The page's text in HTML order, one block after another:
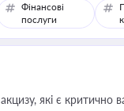
Фінансові
послуги
які є критично